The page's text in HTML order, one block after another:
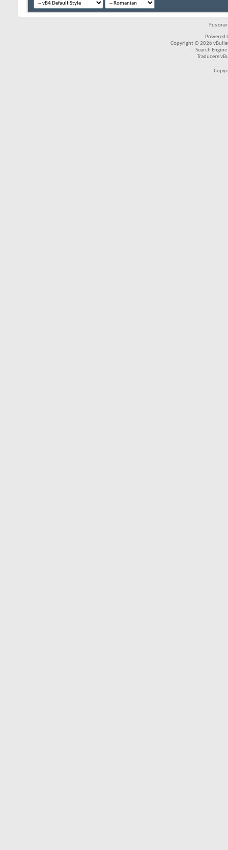
Fus
Powered
Copyright © 2026
Search
Traducere